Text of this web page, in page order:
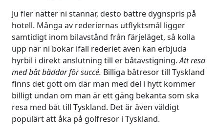
Ju fler nätter ni stannar, desto bättre dygnspris på
hotell. Många av rederiernas utflyktsmål ligger
samtidigt inom bilavstånd från färjeläget, så kolla
upp när ni bokar ifall rederiet även kan erbjuda
hyrbil i direkt anslutning till er båtavstigning.Att resa
med båt bäddar för succé. Billiga båtresor till Tyskland
finns det gott om där man med del i hytt kommer
billigt undan om man är ett gäng bekanta som ska
resa med båt till Tyskland. Det är även väldigt
populärt att åka på golfresor i Tyskland.